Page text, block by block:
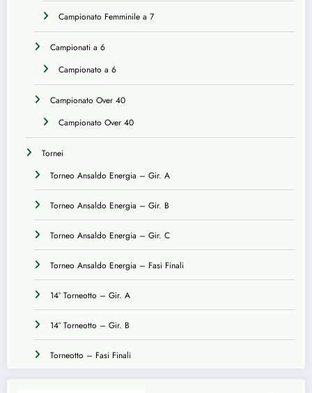
Campionato Femminile a 7
Campionati a 6
Campionato a 6
Campionato Over 40
Campionato Over 40
Tornei
Torneo Ansaldo Energia – Gir. A
Torneo Ansaldo Energia – Gir. B
Torneo Ansaldo Energia – Gir. C
Torneo Ansaldo Energia – Fasi Finali
14° Torneotto – Gir. A
14° Torneotto – Gir. B
Torneotto – Fasi Finali